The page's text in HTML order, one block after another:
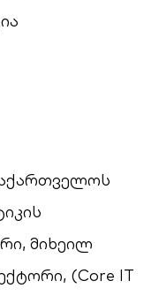
მიხეილ
(Core IT